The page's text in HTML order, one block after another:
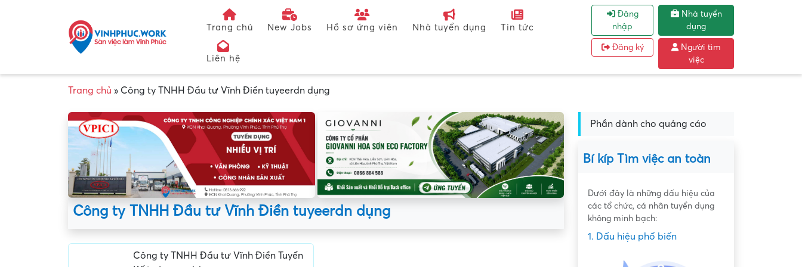
Trang chủ New Jobs Hồ sơ ứng viên Nhà tuyển dụng Tin tức
Liên hệ
Đăng
nhập
Đăng ký
Nhà tuyển
dụng
Người tìm
việc
Trang chủ » Công ty TNHH Đầu tư Vĩnh Điền tuyeerdn dụng
Công ty TNHH Đầu tư Vĩnh Điền tuyeerdn dụng
Công ty TNHH Đầu tư Vĩnh Điền Tuyển
Phần dành cho quảng cáo
Bí kíp Tìm việc an toàn
Dưới đây là những dấu hiệu của
các tổ chức, cá nhân tuyển dụng
không minh bạch:
1. Dấu hiệu phổ biến